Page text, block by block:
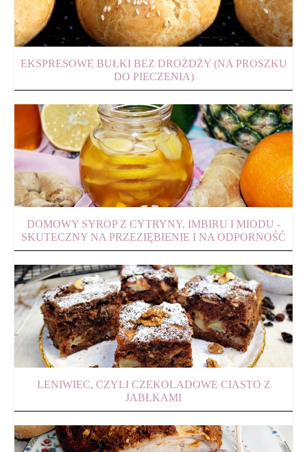
EKSPRESOWE BUŁKI BEZ DROŻDŻY (NA PROSZKU
DO PIECZENIA)
DOMOWY SYROP Z CYTRYNY, IMBIRU I MIODU -
SKUTECZNY NA PRZEZIĘBIENIE I NA ODPORNOŚĆ
LENIWIEC, CZYLI CZEKOLADOWE CIASTO Z
JABŁKAMI